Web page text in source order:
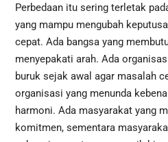
Perbedaan itu sering terletak
yang mampu mengubah
cepat. Ada bangsa yang
menyepakati arah. Ada
buruk sejak awal agar masalah
organisasi yang menunda
harmoni. Ada masyarakat yang
komitmen, sementara